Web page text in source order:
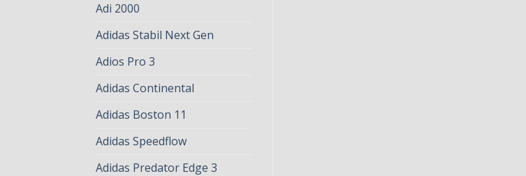
Adi 2000
Adidas Stabil Next Gen
Adios Pro 3
Adidas Continental
Adidas Boston 11
Adidas Speedflow
Adidas Predator Edge 3